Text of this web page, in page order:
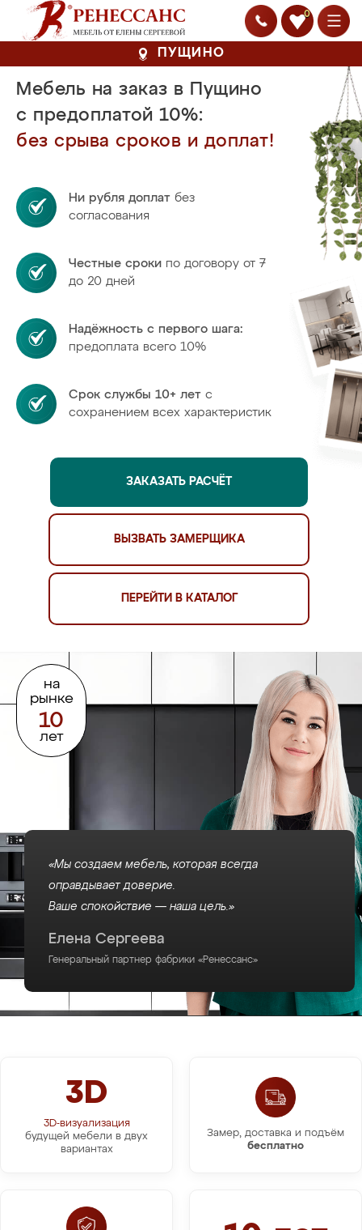
0
ПУЩИНО
на
рынке
10
лет
Мебель на заказ в Пущино
с предоплатой 10%:
без срыва сроков и доплат!
Ни рубля доплат без
согласования
Честные сроки по договору от 7
до 20 дней
Надёжность с первого шага:
предоплата всего 10%
Срок службы 10+ лет с
сохранением всех характеристик
ЗАКАЗАТЬ РАСЧЁТ
ВЫЗВАТЬ ЗАМЕРЩИКА
ПЕРЕЙТИ В КАТАЛОГ
«Мы создаем мебель, которая всегда
оправдывает доверие.
Ваше спокойствие — наша цель.»
Елена Сергеева
Генеральный партнер фабрики «Ренессанс»
3D
3D-визуализация
будущей мебели в двух
вариантах
Замер, доставка и подъём
бесплатно